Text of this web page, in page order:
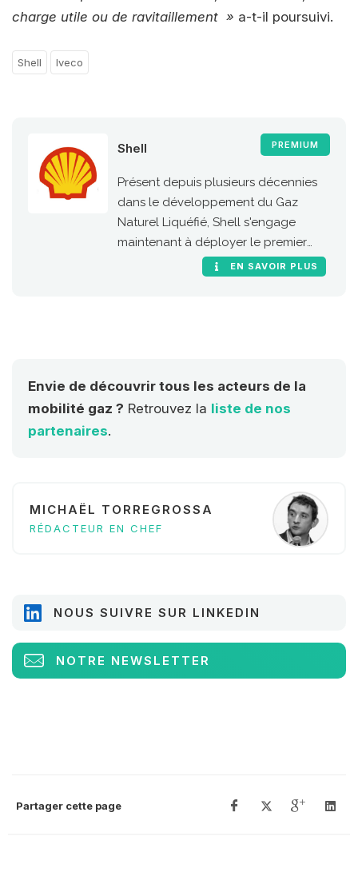
charge utile ou de ravitaillement » a-t-il poursuivi.
Shell Iveco
PREMIUM
Shell
Présent depuis plusieurs décennies
dans le développement du Gaz
Naturel Liquéfié, Shell s'engage
maintenant à déployer le premier
réseau européen de stations GNV le
EN SAVOIR PLUS
Envie de découvrir tous les acteurs de la
mobilité gaz ? Retrouvez la liste de nos
partenaires.
MICHAËL TORREGROSSA
RÉDACTEUR EN CHEF
NOUS SUIVRE SUR LINKEDIN
NOTRE NEWSLETTER
Partager cette page